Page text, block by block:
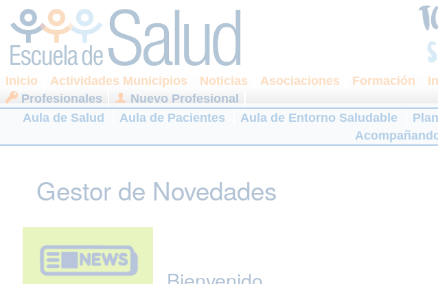
Inicio Actividades Municipios Noticias Asociaciones Formación
Profesionales
Nuevo Profesional
Aula de Salud
Aula de Pacientes Aula de Entorno Saludable
Gestor de Novedades